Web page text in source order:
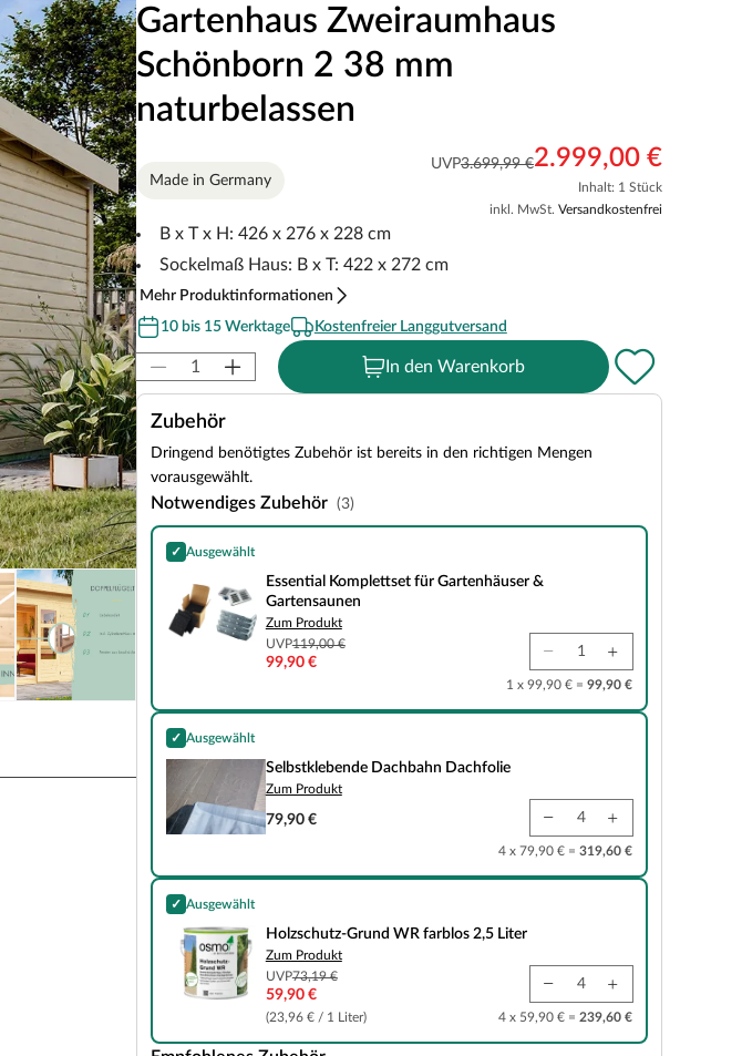
Gartenhaus Zweiraumhaus
Schönborn 2 38 mm
naturbelassen
UVP3.699,99 €2.999,00 €
Inhalt: 1 Stück
inkl. MwSt. Versandkostenfrei
Made in Germany
B x T x H: 426 x 276 x 228 cm
Sockelmaß Haus: B x T: 422 x 272 cm
Mehr Produktinformationen
10 bis 15 Werktage
Kostenfreier Langgutversand
In den Warenkorb
Zubehör
Dringend benötigtes Zubehör ist bereits in den richtigen Mengen
vorausgewählt.
Notwendiges Zubehör (3)
✓ Ausgewählt
Essential Komplettset für Gartenhäuser & Gartensaunen
Essential Komplettset für Gartenhäuser &
Gartensaunen
Zum Produkt
UVP119,00 €
99,90 €
1 x 99,90 € = 99,90 €
✓ Ausgewählt
Selbstklebende Dachbahn Dachfolie
Selbstklebende Dachbahn Dachfolie
Zum Produkt
79,90 €
4 x 79,90 € = 319,60 €
✓ Ausgewählt
Holzschutz-Grund WR farblos 2,5 Liter
Holzschutz-Grund WR farblos 2,5 Liter
Zum Produkt
UVP73,19 €
59,90 €
(23,96 € / 1 Liter) 4 x 59,90 € = 239,60 €